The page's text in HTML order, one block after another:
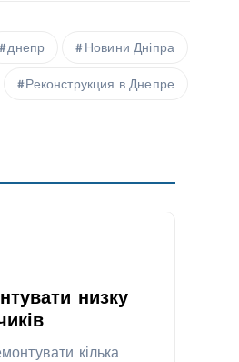
днепр Новини Дніпра
Реконструкция в Днепре
низку
кілька